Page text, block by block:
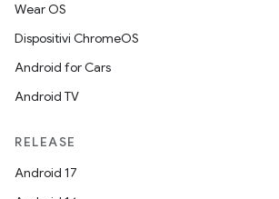
Wear OS
Dispositivi ChromeOS
Android for Cars
Android TV
RELEASE
Android 17